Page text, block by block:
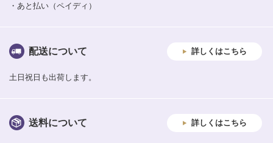
・あと払い（ペイディ）
配送について 詳しくはこちら
土日祝日も出荷します。
送料について 詳しくはこちら